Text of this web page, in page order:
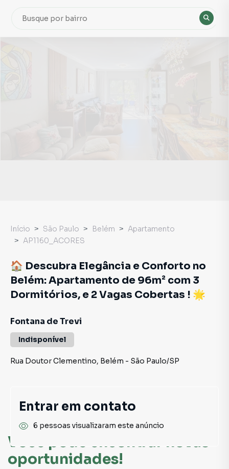
Você pode encontrar novas
oportunidades!
Início São Paulo Belém
Apartamento
AP1160_ACORES
🏠 Descubra Elegância e Conforto no
Belém: Apartamento de 96m² com 3
Dormitórios, e 2 Vagas Cobertas ! 🌟
Fontana de Trevi
Indisponível
Rua Doutor Clementino, Belém - São Paulo/SP
Entrar em contato
6 pessoas visualizaram este anúncio